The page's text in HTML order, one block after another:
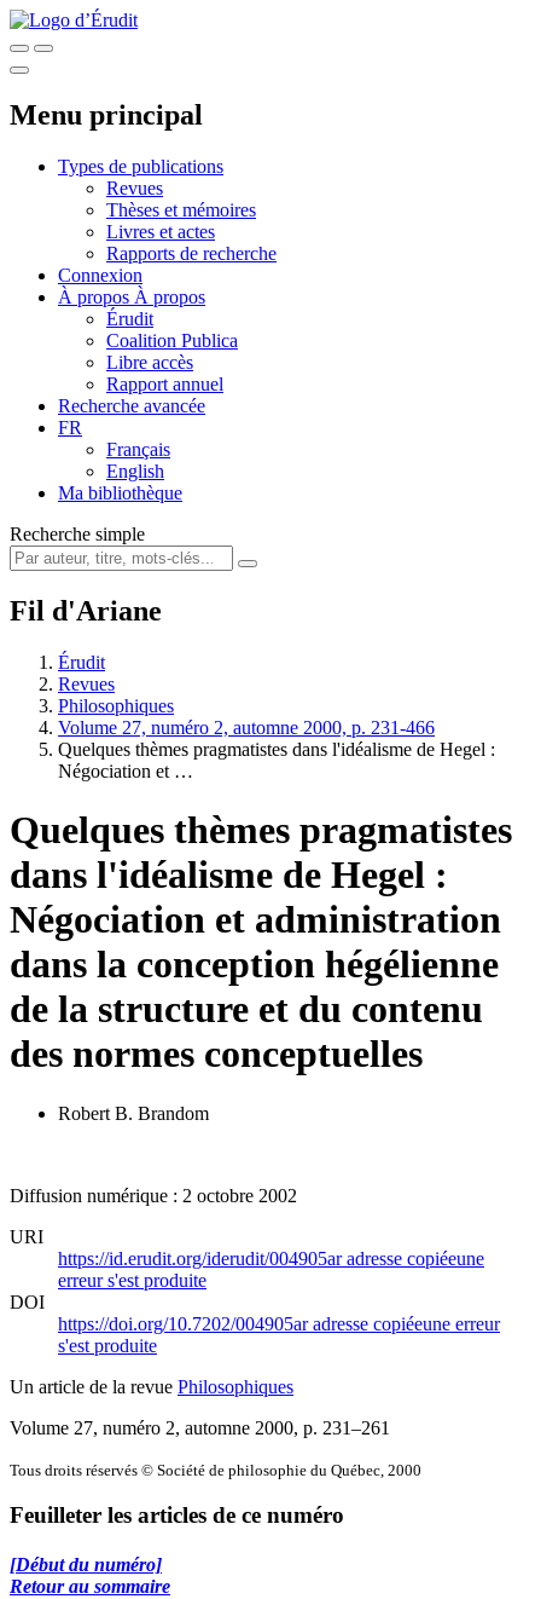
Menu principal
Types de publications
Revues
Thèses et mémoires
Livres et actes
Rapports de recherche
Connexion
À propos À propos
Érudit
Coalition Publica
Libre accès
Rapport annuel
Recherche avancée
FR
Français
English
Ma bibliothèque
Recherche simple
Fil d'Ariane
Érudit
Revues
Philosophiques
Volume 27, numéro 2, automne 2000, p. 231-466
Quelques thèmes pragmatistes dans l'idéalisme de Hegel :
Négociation et …
Quelques thèmes pragmatistes
dans l'idéalisme de Hegel :
Négociation et administration
dans la conception hégélienne
de la structure et du contenu
des normes conceptuelles
Robert B. Brandom
Diffusion numérique : 2 octobre 2002
URI
https://id.erudit.org/iderudit/004905aradresse copiéeune
erreur s'est produite
DOI
https://doi.org/10.7202/004905aradresse copiéeune erreur
s'est produite
Un article de la revue Philosophiques
Volume 27, numéro 2, automne 2000, p. 231–261
Tous droits réservés © Société de philosophie du Québec, 2000
Feuilleter les articles de ce numéro
[Début du numéro]
Retour au sommaire